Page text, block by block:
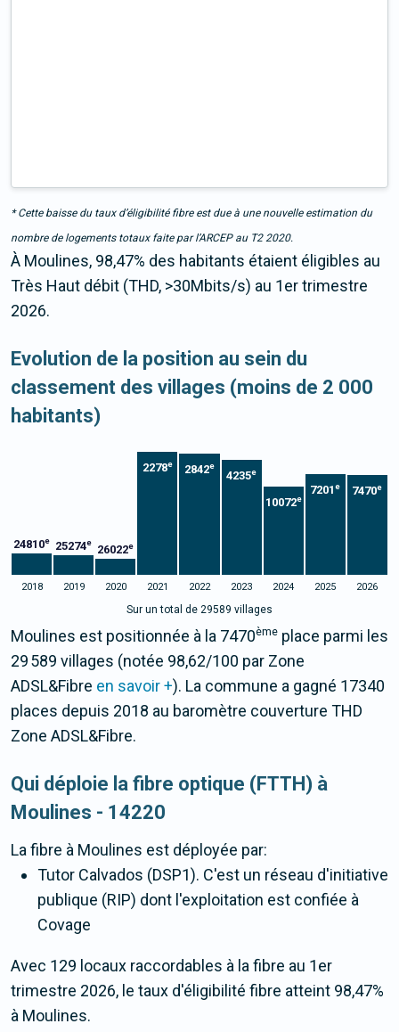
* Cette baisse du taux d’éligibilité fibre est due à une nouvelle estimation du
nombre de logements totaux faite par l’ARCEP au T2 2020.
À Moulines, 98,47% des habitants étaient éligibles au
Très Haut débit (THD, >30Mbits/s) au 1er trimestre
2026.
Evolution de la position au sein du
classement des villages (moins de 2 000
habitants)
24810e 25274e
26022e
2278e 2842e
4235e
10072e
7201e 7470e
2018 2019 2020 2021 2022 2023 2024 2025 2026
Sur un total de 29589 villages
Moulines est positionnée à la 7470ème place parmi les
29 589 villages (notée 98,62/100 par Zone
ADSL&Fibre en savoir +). La commune a gagné 17340
places depuis 2018 au baromètre couverture THD
Zone ADSL&Fibre.
Qui déploie la fibre optique (FTTH) à
Moulines - 14220
La fibre à Moulines est déployée par:
Tutor Calvados (DSP1). C'est un réseau d'initiative
publique (RIP) dont l'exploitation est confiée à
Covage
Avec 129 locaux raccordables à la fibre au 1er
trimestre 2026, le taux d'éligibilité fibre atteint 98,47%
à Moulines.